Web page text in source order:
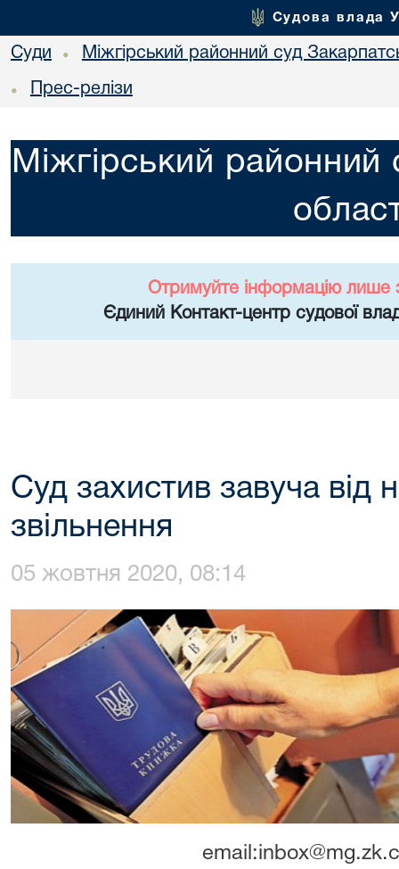
Судова влада
Суди • Міжгірський районний суд
• Прес-релізи
Міжгірський районний
Отримуйте інформацію лише
Єдиний Контакт-центр судової
Суд захистив завуча від
звільнення
05 жовтня 2020, 08:14